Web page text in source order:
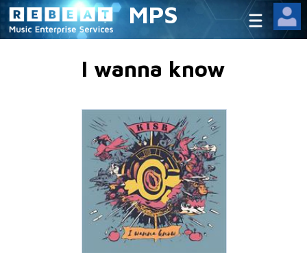
MPS
I wanna know